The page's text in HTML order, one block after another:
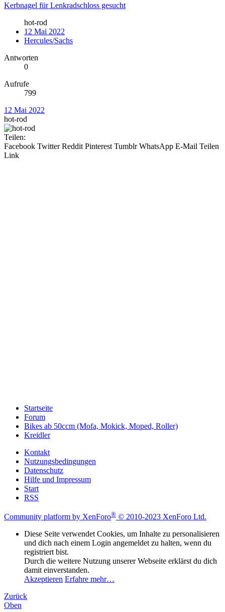
Kerbnagel für Lenkradschloss gesucht
hot-rod
12 Mai 2022
Hercules/Sachs
Antworten
0
Aufrufe
799
12 Mai 2022
hot-rod
Teilen:
Facebook Twitter Reddit Pinterest Tumblr WhatsApp E-Mail Teilen
Link
Startseite
Forum
Bikes ab 50ccm (Mofa, Mokick, Moped, Roller)
Kreidler
Kontakt
Nutzungsbedingungen
Datenschutz
Hilfe und Impressum
Start
RSS
Community platform by XenForo® © 2010-2023 XenForo Ltd.
Diese Seite verwendet Cookies, um Inhalte zu personalisieren
und dich nach einem Login angemeldet zu halten, wenn du
registriert bist.
Durch die weitere Nutzung unserer Webseite erklärst du dich
damit einverstanden.
Akzeptieren Erfahre mehr…
Zurück
Oben